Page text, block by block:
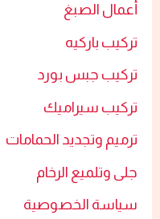
أعمال الصبغ​
تركيب باركيه
تركيب جبس بورد​
تركيب سيراميك​
ترميم وتجديد الحمامات​
جلى وتلميع الرخام​
سياسة الخصوصية